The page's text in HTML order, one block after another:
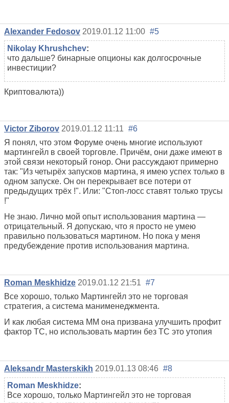
Alexander Fedosov 2019.01.12 11:00 #5
Nikolay Khrushchev:
что дальше? бинарные опционы как долгосрочные
инвестиции?
Криптовалюта))
Victor Ziborov 2019.01.12 11:11 #6
Я понял, что этом Форуме очень многие используют
мартингейл в своей торговле. Причём, они даже имеют в
этой связи некоторый гонор. Они рассуждают примерно
так: "Из четырёх запусков мартина, я имею успех только в
одном запуске. Он он перекрывает все потери от
предыдущих трёх !". Или: "Стоп-лосс ставят только трусы
!"
Не знаю. Лично мой опыт использования мартина —
отрицательный. Я допускаю, что я просто не умею
правильно пользоваться мартином. Но пока у меня
предубеждение против использования мартина.
Roman Meskhidze 2019.01.12 21:51 #7
Все хорошо, только Мартингейл это не торговая
стратегия, а система манименеджмента.
И как любая система ММ она призвана улучшить профит
фактор ТС, но использовать мартин без ТС это утопия
Aleksandr Masterskikh 2019.01.13 08:46 #8
Roman Meskhidze:
Все хорошо, только Мартингейл это не торговая